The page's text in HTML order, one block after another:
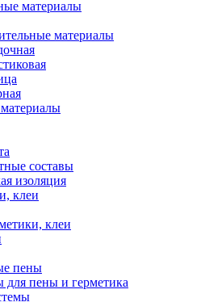
материалы
материалы
составы
изоляция
клеи
клеи
пены
для пены и герметика